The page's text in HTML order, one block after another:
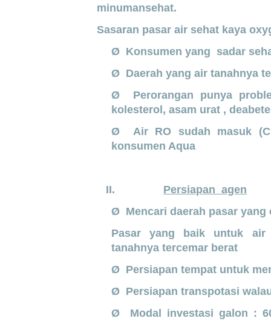
minumansehat.
Sasaran pasar air sehat kaya
Ø Konsumen yang sadar
Ø Daerah yang air tanahnya
Ø Perorangan punya
kolesterol, asam urat ,
Ø Air RO sudah masuk
konsumen Aqua
II. Persiapan agen
Ø Mencari daerah pasar yang
Pasar yang baik untuk
tanahnya tercemar berat
Ø Persiapan tempat untuk
Ø Persiapan transpotasi
Ø Modal investasi galon :